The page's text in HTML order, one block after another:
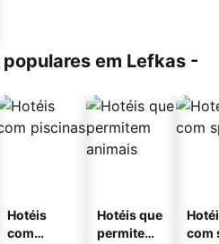
em Lefkas -
Hotéis
com
Hotéis que
permitem
com